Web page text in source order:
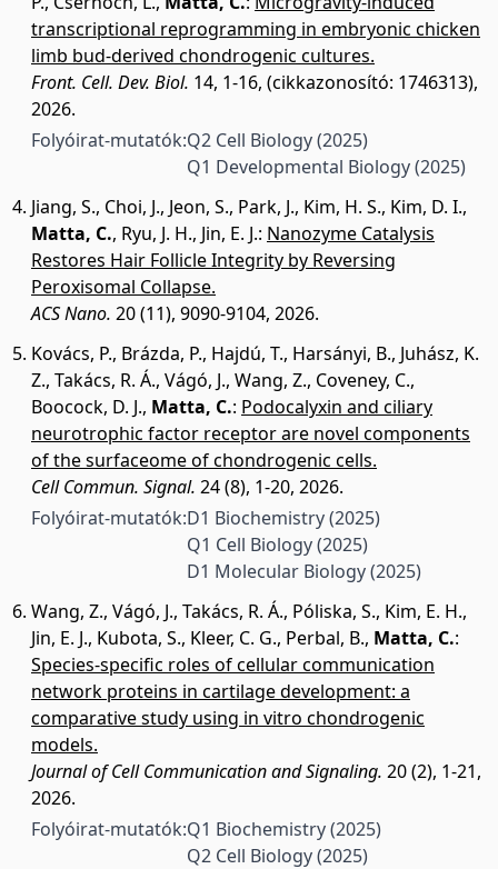
transcriptional reprogramming in embryonic chicken
limb bud-derived chondrogenic cultures.
Front. Cell. Dev. Biol. 14, 1-16, (cikkazonosító: 1746313),
2026.
Folyóirat-mutatók:Q2 Cell Biology(2025)
Q1 Developmental Biology(2025)
Jiang, S., Choi, J., Jeon, S., Park, J., Kim, H. S., Kim, D. I.,
Matta, C., Ryu, J. H., Jin, E. J.: Nanozyme Catalysis
Restores Hair Follicle Integrity by Reversing
Peroxisomal Collapse.
ACS Nano. 20 (11), 9090-9104, 2026.
Kovács, P., Brázda, P., Hajdú, T., Harsányi, B., Juhász, K.
Z., Takács, R. Á., Vágó, J., Wang, Z., Coveney, C.,
Boocock, D. J., Matta, C.: Podocalyxin and ciliary
neurotrophic factor receptor are novel components
of the surfaceome of chondrogenic cells.
Cell Commun. Signal. 24 (8), 1-20, 2026.
Folyóirat-mutatók:D1 Biochemistry(2025)
Q1 Cell Biology(2025)
D1 Molecular Biology(2025)
Wang, Z., Vágó, J., Takács, R. Á., Póliska, S., Kim, E. H.,
Jin, E. J., Kubota, S., Kleer, C. G., Perbal, B., Matta, C.:
Species-specific roles of cellular communication
network proteins in cartilage development: a
comparative study using in vitro chondrogenic
models.
Journal of Cell Communication and Signaling. 20 (2), 1-21,
2026.
Folyóirat-mutatók:Q1 Biochemistry(2025)
Q2 Cell Biology(2025)